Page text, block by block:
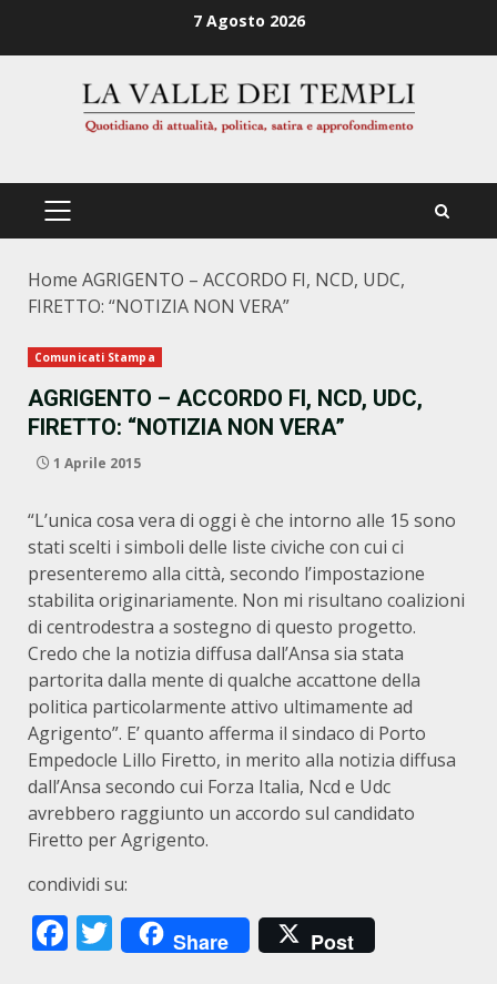
7 Agosto 2026
PRIMÄRES
Home AGRIGENTO – ACCORDO FI, NCD, UDC,
FIRETTO: “NOTIZIA NON VERA”
Comunicati Stampa
AGRIGENTO – ACCORDO FI, NCD, UDC,
FIRETTO: “NOTIZIA NON VERA”
1 Aprile 2015
“L’unica cosa vera di oggi è che intorno alle 15 sono
stati scelti i simboli delle liste civiche con cui ci
presenteremo alla città, secondo l’impostazione
stabilita originariamente. Non mi risultano coalizioni
di centrodestra a sostegno di questo progetto.
Credo che la notizia diffusa dall’Ansa sia stata
partorita dalla mente di qualche accattone della
politica particolarmente attivo ultimamente ad
Agrigento”. E’ quanto afferma il sindaco di Porto
Empedocle Lillo Firetto, in merito alla notizia diffusa
dall’Ansa secondo cui Forza Italia, Ncd e Udc
avrebbero raggiunto un accordo sul candidato
Firetto per Agrigento.
condividi su:
Facebook
Twitter
Share Post